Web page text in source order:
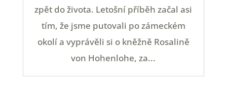
zpět do života. Letošní příběh začal asi
tím, že jsme putovali po zámeckém
okolí a vyprávěli si o kněžně Rosalině
von Hohenlohe, za...